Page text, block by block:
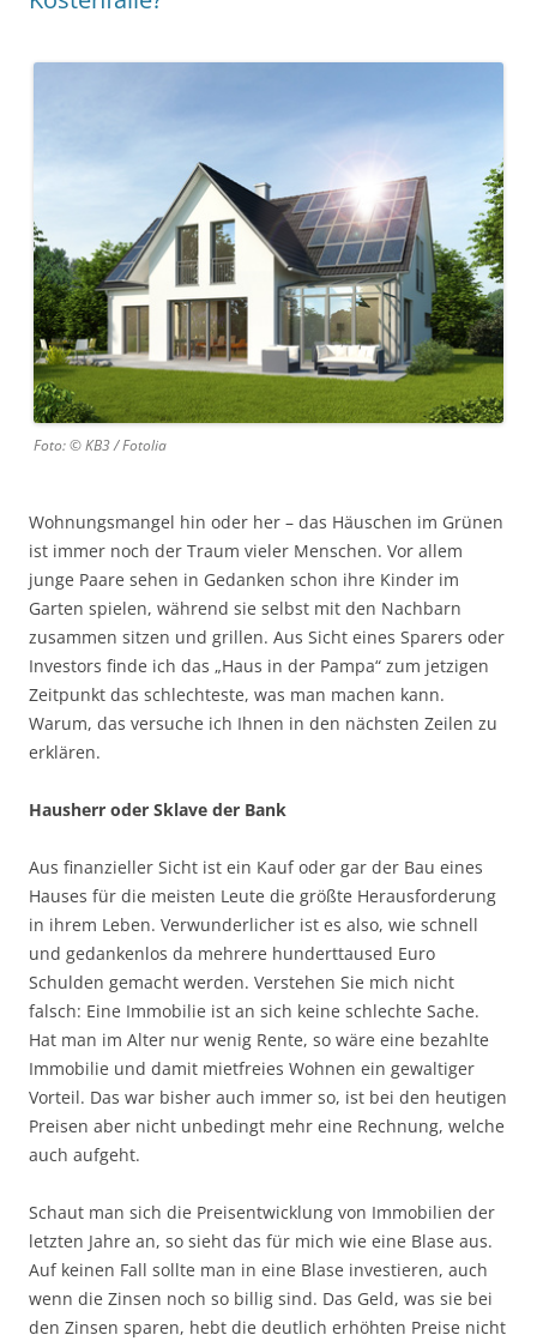
Foto: © KB3 / Fotolia
Wohnungsmangel hin oder her – das Häuschen im Grünen
ist immer noch der Traum vieler Menschen. Vor allem
junge Paare sehen in Gedanken schon ihre Kinder im
Garten spielen, während sie selbst mit den Nachbarn
zusammen sitzen und grillen. Aus Sicht eines Sparers oder
Investors finde ich das „Haus in der Pampa“ zum jetzigen
Zeitpunkt das schlechteste, was man machen kann.
Warum, das versuche ich Ihnen in den nächsten Zeilen zu
erklären.
Hausherr oder Sklave der Bank
Aus finanzieller Sicht ist ein Kauf oder gar der Bau eines
Hauses für die meisten Leute die größte Herausforderung
in ihrem Leben. Verwunderlicher ist es also, wie schnell
und gedankenlos da mehrere hunderttaused Euro
Schulden gemacht werden. Verstehen Sie mich nicht
falsch: Eine Immobilie ist an sich keine schlechte Sache.
Hat man im Alter nur wenig Rente, so wäre eine bezahlte
Immobilie und damit mietfreies Wohnen ein gewaltiger
Vorteil. Das war bisher auch immer so, ist bei den heutigen
Preisen aber nicht unbedingt mehr eine Rechnung, welche
auch aufgeht.
Schaut man sich die Preisentwicklung von Immobilien der
letzten Jahre an, so sieht das für mich wie eine Blase aus.
Auf keinen Fall sollte man in eine Blase investieren, auch
wenn die Zinsen noch so billig sind. Das Geld, was sie bei
den Zinsen sparen, hebt die deutlich erhöhten Preise nicht